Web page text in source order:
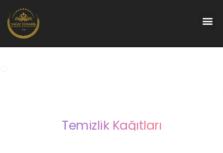
Temizlik Kağıtları